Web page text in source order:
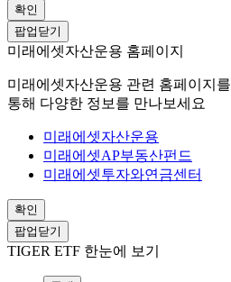
확인
팝업닫기
미래에셋자산운용 홈페이지
미래에셋자산운용 관련 홈페이지를
통해 다양한 정보를 만나보세요
미래에셋자산운용
미래에셋AP부동산펀드
미래에셋투자와연금센터
확인
팝업닫기
TIGER ETF 한눈에 보기